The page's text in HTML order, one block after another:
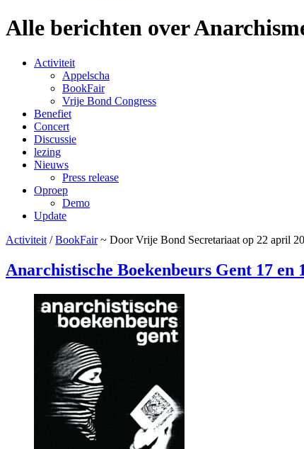
Alle berichten over
Activiteit
Appelscha
BookFair
Vrije Bond Congress
Benefiet
Concert
Discussie
lezing
Nieuws
Press release
Oproep
Demo
Update
Activiteit /BookFair ~ Door Vrije Bond Secretariaat op 22 april
Anarchistische Boekenbeurs Gent 17 en